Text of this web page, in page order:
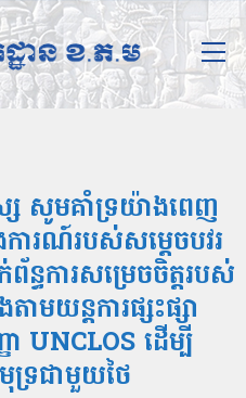
សូមគាំទ្រយ៉ាងពេញ
ារណ៍របស់សម្តេចបវរ
ធការសម្រេចចិត្តរបស់
តាមយន្តការផ្សះផ្សា
UNCLOS ដើម្បី
ទ្រជាមួយថៃ